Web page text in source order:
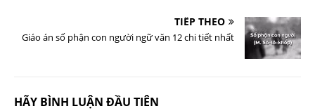
TIẾP THEO
Giáo án số phận con người ngữ văn 12 chi tiết nhất
HÃY BÌNH LUẬN ĐẦU TIÊN